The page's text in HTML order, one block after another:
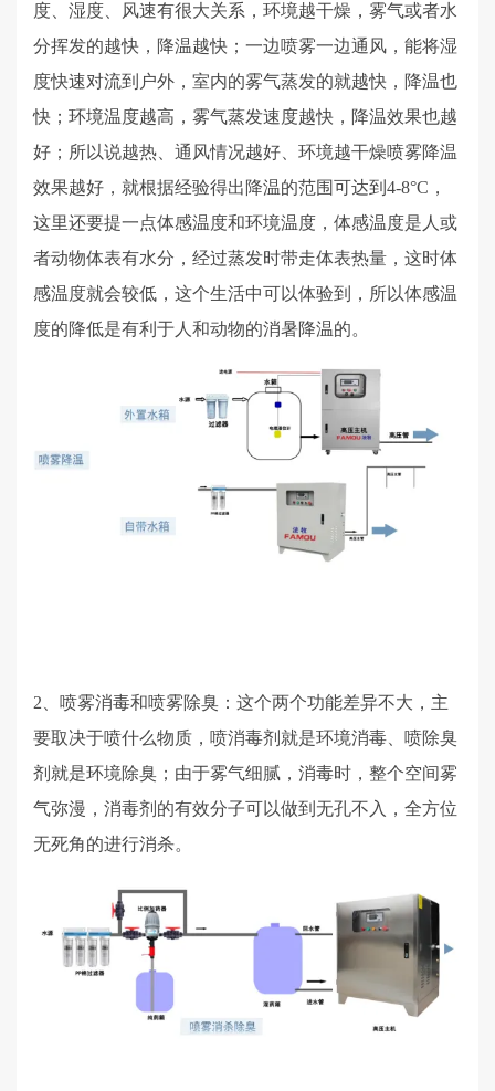
度、湿度、风速有很大关系，环境越干燥，雾气或者水
分挥发的越快，降温越快；一边喷雾一边通风，能将湿
度快速对流到户外，室内的雾气蒸发的就越快，降温也
快；环境温度越高，雾气蒸发速度越快，降温效果也越
好；所以说越热、通风情况越好、环境越干燥喷雾降温
效果越好，就根据经验得出降温的范围可达到 4-8°C ，
这里还要提一点体感温度和环境温度，体感温度是人或
者动物体表有水分，经过蒸发时带走体表热量，这时体
感温度就会较低，这个生活中可以体验到，所以体感温
度的降低是有利于人和动物的消暑降温的。
2、喷雾消毒和喷雾除臭：这个两个功能差异不大，主
要取决于喷什么物质，喷消毒剂就是环境消毒、喷除臭
剂就是环境除臭；由于雾气细腻，消毒时，整个空间雾
气弥漫，消毒剂的有效分子可以做到无孔不入，全方位
无死角的进行消杀。